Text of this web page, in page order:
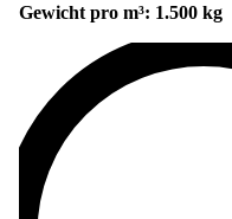
Gewicht pro m³: 1.500 kg